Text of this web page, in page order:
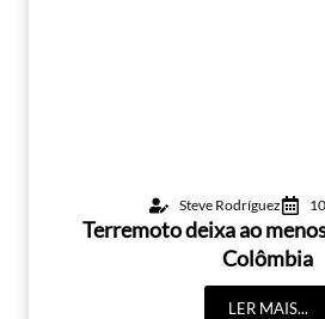
Steve Rodríguez
Terremoto deixa ao
Colômbia
LER MAIS...